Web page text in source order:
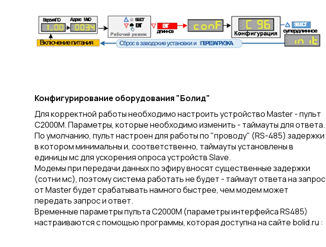
Для корректной работы необходимо настроить устройство Master - пульт
С2000M. Параметры, которые необходимо изменить - таймауты для ответа.
По умолчанию, пульт настроен для работы по "проводу" (RS-485) задержки
в котором минимальны и, соответственно, таймауты установлены в
единицы мс для ускорения опроса устройств Slave.
Модемы при передачи данных по эфиру вносят существенные задержки
(сотни мс), поэтому система работать не будет - таймаут ответа на запрос
от Master будет срабатывать намного быстрее, чем модем может
передать запрос и ответ.
Временные параметры пульта С2000M (параметры интерфейса RS485)
настраиваются с помощью программы, которая доступна на сайте bolid.ru :
Конфигурирование оборудования "Болид"